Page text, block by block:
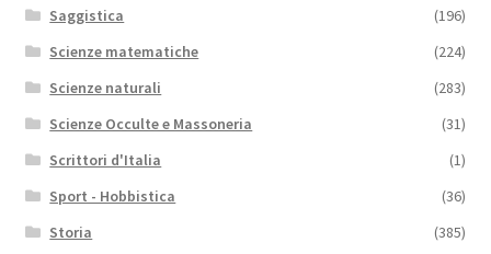
Saggistica
(196)
Scienze matematiche
(224)
Scienze naturali
(283)
Scienze Occulte e Massoneria
(31)
Scrittori d'Italia
(1)
Sport - Hobbistica
(36)
Storia
(385)